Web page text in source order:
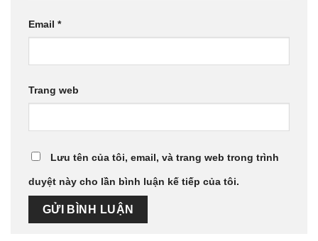
Email *
Trang web
Lưu tên của tôi, email, và trang web trong trình
duyệt này cho lần bình luận kế tiếp của tôi.